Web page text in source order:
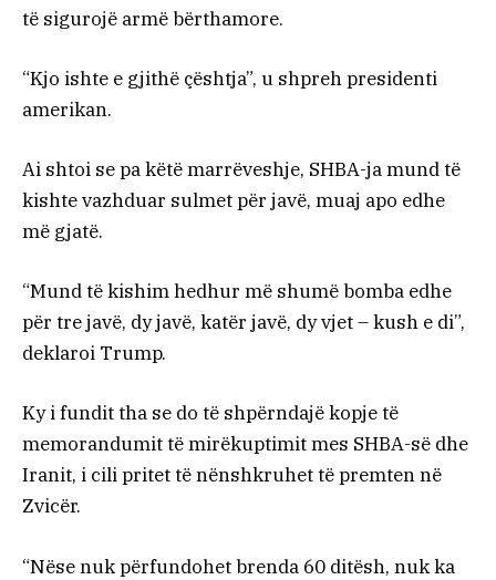
të sigurojë armë bërthamore.
“Kjo ishte e gjithë çështja”, u shpreh presidenti
amerikan.
Ai shtoi se pa këtë marrëveshje, SHBA-ja mund të
kishte vazhduar sulmet për javë, muaj apo edhe
më gjatë.
“Mund të kishim hedhur më shumë bomba edhe
për tre javë, dy javë, katër javë, dy vjet – kush e di”,
deklaroi Trump.
Ky i fundit tha se do të shpërndajë kopje të
memorandumit të mirëkuptimit mes SHBA-së dhe
Iranit, i cili pritet të nënshkruhet të premten në
Zvicër.
“Nëse nuk përfundohet brenda 60 ditësh, nuk ka